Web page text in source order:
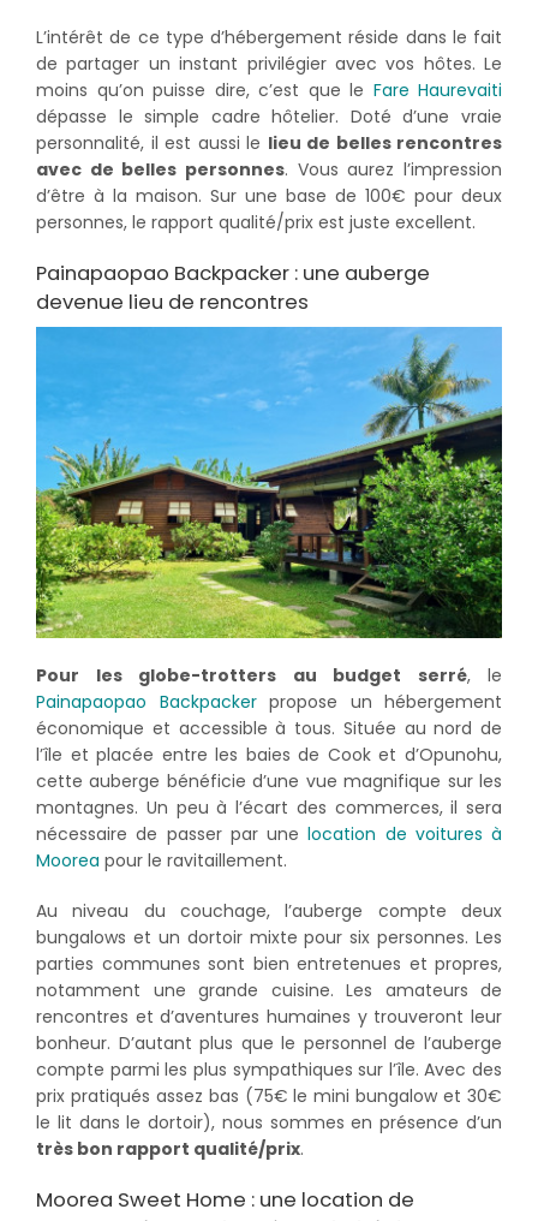
L’intérêt de ce type d’hébergement réside dans le fait
de partager un instant privilégier avec vos hôtes. Le
moins qu’on puisse dire, c’est que le Fare Haurevaiti
dépasse le simple cadre hôtelier. Doté d’une vraie
personnalité, il est aussi le lieu de belles rencontres
avec de belles personnes. Vous aurez l’impression
d’être à la maison. Sur une base de 100€ pour deux
personnes, le rapport qualité/prix est juste excellent.
Painapaopao Backpacker : une auberge
devenue lieu de rencontres
Pour les globe-trotters au budget serré, le
Painapaopao Backpackerpropose un hébergement
économique et accessible à tous. Située au nord de
l’île et placée entre les baies de Cook et d’Opunohu,
cette auberge bénéficie d’une vue magnifique sur les
montagnes. Un peu à l’écart des commerces, il sera
nécessaire de passer par unelocation de voitures à
Moorea pour le ravitaillement.
Au niveau du couchage, l’auberge compte deux
bungalows et un dortoir mixte pour six personnes. Les
parties communes sont bien entretenues et propres,
notamment une grande cuisine. Les amateurs de
rencontres et d’aventures humaines y trouveront leur
bonheur. D’autant plus que le personnel de l’auberge
compte parmi les plus sympathiques sur l’île. Avec des
prix pratiqués assez bas (75€ le mini bungalow et 30€
le lit dans le dortoir), nous sommes en présence d’un
très bon rapport qualité/prix.
Moorea Sweet Home : une location de